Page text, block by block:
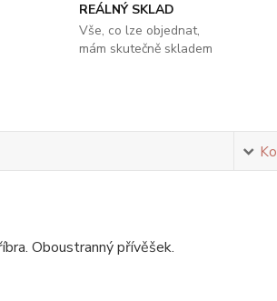
REÁLNÝ SKLAD
Vše, co lze objednat,
mám skutečně skladem
Oboustranný přívěšek.